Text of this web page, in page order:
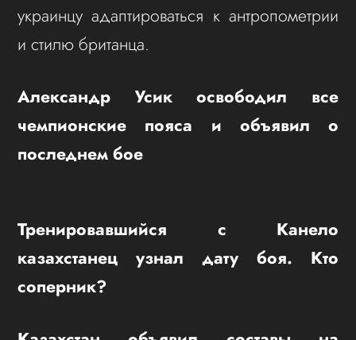
украинцу адаптироваться к антропометрии
и стилю британца.
Александр Усик освободил все
чемпионские пояса и объявил о
последнем бое
Тренировавшийся с Канело
казахстанец узнал дату боя. Кто
соперник?